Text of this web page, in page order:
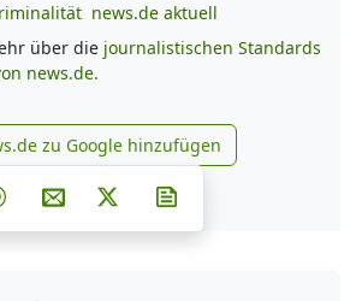
news.de aktuell
über die journalistischen Standards
news.de.
news.de zu Google
zu Google hinzufügen
Teilen auf Facebook
Teilen auf Whatsapp
Teilen auf Telegram
Teilen auf Pinterest
Per E-Mail teilen
Post auf X